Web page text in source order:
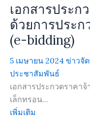
เอกสารประก
ด้วยการประ
(e-bidding)
5 เมษายน 2024 ข่าวจั
ประชาสัมพันธ์
เอกสารประกวดราคา
เล็กทรอน...
เพิ่มเติม